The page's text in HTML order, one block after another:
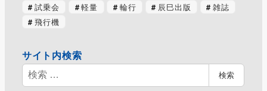
試乗会
軽量 輪行 辰巳出版
雑誌
飛行機
サイト内検索
検
索
検索